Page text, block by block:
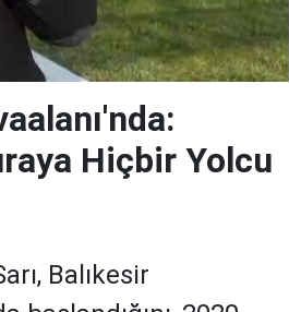
Hiçbir Yolcu
Balıkesir